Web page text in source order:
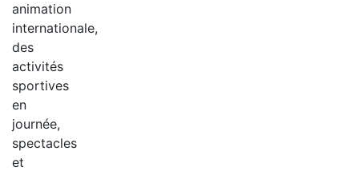
animation
internationale,
des
activités
sportives
en
journée,
spectacles
et